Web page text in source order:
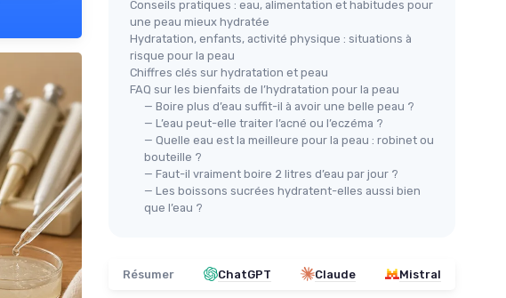
Conseils pratiques : eau, alimentation et habitudes pour
une peau mieux hydratée
Hydratation, enfants, activité physique : situations à
risque pour la peau
Chiffres clés sur hydratation et peau
FAQ sur les bienfaits de l’hydratation pour la peau
— Boire plus d’eau suffit-il à avoir une belle peau ?
— L’eau peut-elle traiter l’acné ou l’eczéma ?
— Quelle eau est la meilleure pour la peau : robinet ou
bouteille ?
— Faut-il vraiment boire 2 litres d’eau par jour ?
— Les boissons sucrées hydratent-elles aussi bien
que l’eau ?
Résumer ChatGPT Claude Mistral